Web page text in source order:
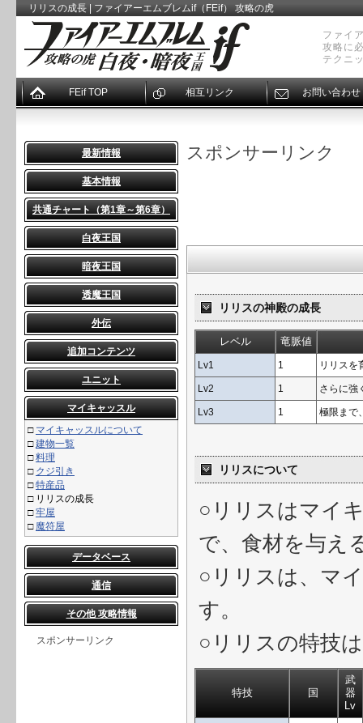
リリスの成長 | ファイアーエムブレムif（FEif） 攻略の虎
ファイ
攻略に
テクニ
最新情報
基本情報
共通チャート（第1章～第6章）
白夜王国
暗夜王国
透魔王国
外伝
追加コンテンツ
ユニット
マイキャッスル
□ マイキャッスルについて
□建物一覧
□料理
□ クジ引き
□特産品
□ リリスの成長
□牢屋
□ 魔符屋
データベース
通信
その他 攻略情報
スポンサーリンク
スポンサーリンク
リリスの神殿の成長
レベル 竜脈値
Lv1 1 リリスを
Lv2 1 さらに強
Lv3 1 極限まで
リリスについて
○リリスはマイ
で、食材を与え
○リリスは、マ
す。
○リリスの特技
特技 国
武
器
Lv
FEif TOP 相互リンク お問い合わせ